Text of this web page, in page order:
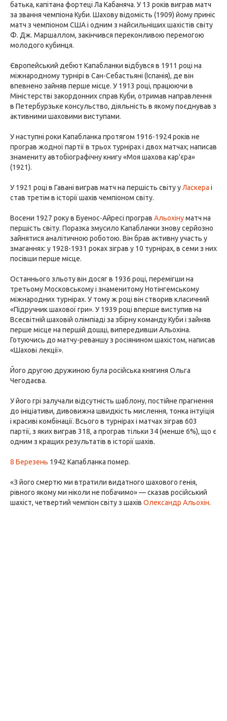
батька, капітана фортеці Ла Кабаняча. У 13 років виграв матч
за звання чемпіона Куби. Шахову відомість (1909) йому приніс
матч з чемпіоном США і одним з найсильніших шахістів світу
Ф. Дж. Маршаллом, закінчився переконливою перемогою
молодого кубинця.
Європейський дебют Капабланки відбувся в 1911 році на
міжнародному турнірі в Сан-Себастьяні (Іспанія), де він
впевнено зайняв перше місце. У 1913 році, працюючи в
Міністерстві закордонних справ Куби, отримав направлення
в Петербурзьке консульство, діяльність в якому поєднував з
активними шаховими виступами.
У наступні роки Капабланка протягом 1916-1924 років не
програв жодної партії в трьох турнірах і двох матчах; написав
знамениту автобіографічну книгу «Моя шахова кар'єра»
(1921).
У 1921 році в Гавані виграв матч на першість світу уЛаскера і
став третім в історії шахів чемпіоном світу.
Восени 1927 року в Буенос-Айресі програв Альохінуматч на
першість світу. Поразка змусило Капабланки знову серйозно
зайнятися аналітичною роботою. Він брав активну участь у
змаганнях: у 1928-1931 роках зіграв у 10 турнірах, в семи з них
посівши перше місце.
Останнього зльоту він досяг в 1936 році, перемігши на
третьому Московському і знаменитому Нотінгемському
міжнародних турнірах. У тому ж році він створив класичний
«Підручник шахової гри». У 1939 році вперше виступив на
Всесвітній шаховій олімпіаді за збірну команду Куби і зайняв
перше місце на першій дошці, випередивши Альохіна.
Готуючись до матчу-реваншу з росіянином шахістом, написав
«Шахові лекції».
Його другою дружиною була російська княгиня Ольга
Чегодаєва.
У його грі залучали відсутність шаблону, постійне прагнення
до ініціативи, дивовижна швидкість мислення, тонка інтуїція
і красиві комбінації. Всього в турнірах і матчах зіграв 603
партії, з яких виграв 318, а програв тільки 34 (менше 6%), що є
одним з кращих результатів в історії шахів.
8 Березень 1942 Капабланка помер.
«З його смертю ми втратили видатного шахового генія,
рівного якому ми ніколи не побачимо» — сказав російський
шахіст, четвертий чемпіон світу з шахів Олександр Альохін.